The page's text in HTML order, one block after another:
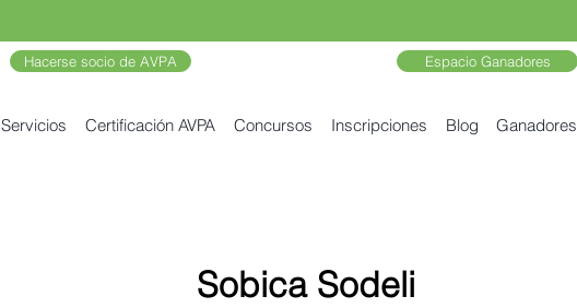
Hacerse socio de AVPA Espacio Ganadores
Servicios Certificación AVPA Concursos Inscripciones Blog Ganadores
Sobica Sodeli